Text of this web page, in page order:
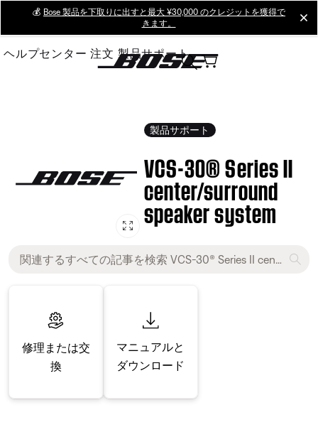
Main
💰 Bose 製品を下取りに出すと最大 ¥30,000 のクレジットを獲得で
きます。
ヘルプセンター 注文 製品サポート
製品サポート
VCS-30® Series II
center/surround
speaker system
修理または交
換
マニュアルと
ダウンロード